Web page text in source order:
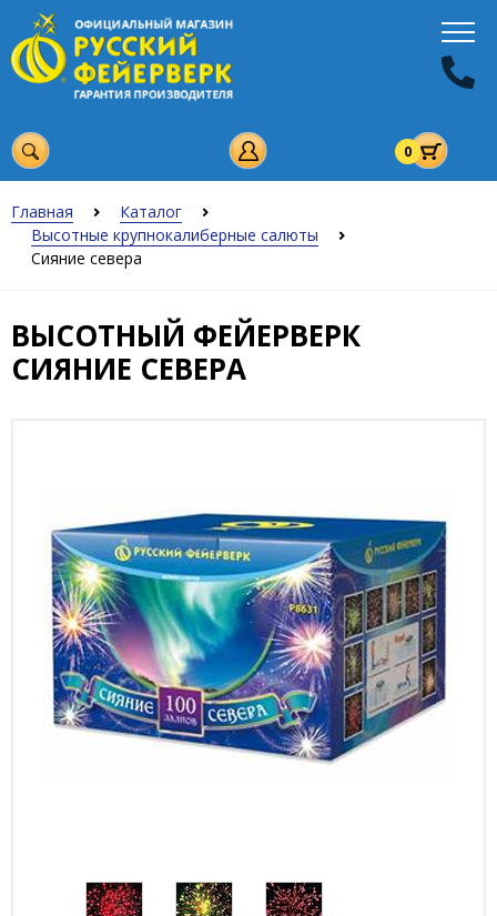
0
Главная
Каталог
Высотные крупнокалиберные салюты
Сияние севера
ВЫСОТНЫЙ ФЕЙЕРВЕРК
СИЯНИЕ СЕВЕРА